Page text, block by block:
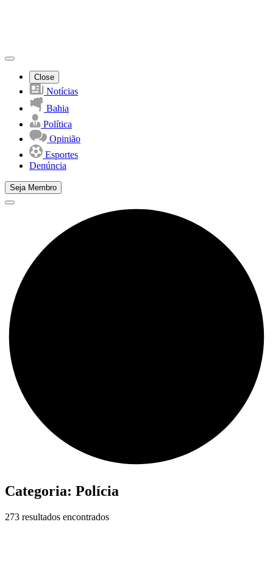
Close
Notícias
Bahia
Política
Opinião
Esportes
Denúncia
Seja Membro
Categoria: Polícia
273 resultados encontrados